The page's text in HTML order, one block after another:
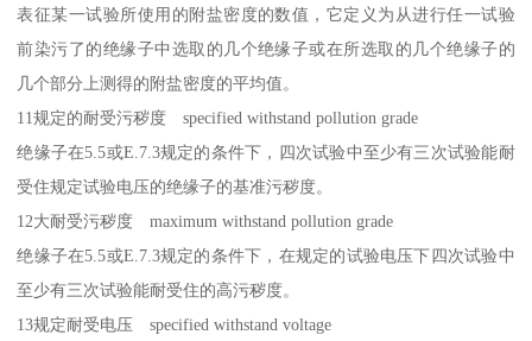
表征某一试验所使用的附盐密度的数值，它定义为从进行任一试验
前染污了的绝缘子中选取的几个绝缘子或在所选取的几个绝缘子的
几个部分上测得的附盐密度的平均值。
11规定的耐受污秽度 specified withstand pollution grade
绝缘子在5.5或E.7.3规定的条件下，四次试验中至少有三次试验能耐
受住规定试验电压的绝缘子的基准污秽度。
12大耐受污秽度 maximum withstand pollution grade
绝缘子在5.5或E.7.3规定的条件下，在规定的试验电压下四次试验中
至少有三次试验能耐受住的高污秽度。
13规定耐受电压 specified withstand voltage